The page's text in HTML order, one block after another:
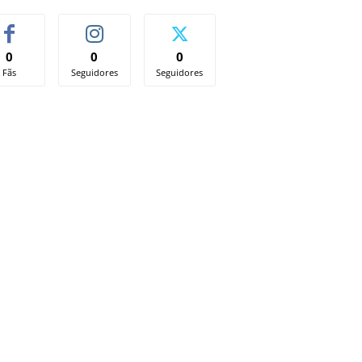
0
Fãs
0
Seguidores
0
Seguidores